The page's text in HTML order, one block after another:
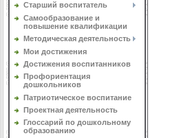
Старший воспитатель
Самообразование и
повышение квалификации
Методическая деятельность
Мои достижения
Достижения воспитанников
Профориентация
дошкольников
Патриотическое воспитание
Проектная деятельность
Глоссарий по дошкольному
образованию